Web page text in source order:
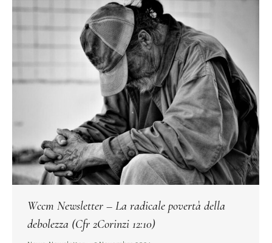
Wccm Newsletter – La radicale povertà della
debolezza (Cfr 2Corinzi 12:10)